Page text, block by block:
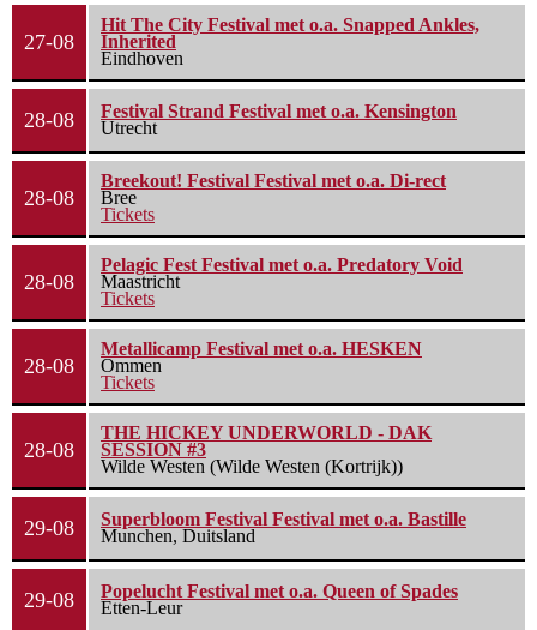
27-08
Hit The City Festival met o.a. Snapped Ankles,
Inherited
Eindhoven
28-08
Festival Strand Festival met o.a. Kensington
Utrecht
28-08
Breekout! Festival Festival met o.a. Di-rect
Bree
Tickets
28-08
Pelagic Fest Festival met o.a. Predatory Void
Maastricht
Tickets
28-08
Metallicamp Festival met o.a. HESKEN
Ommen
Tickets
28-08
THE HICKEY UNDERWORLD - DAK
SESSION #3
Wilde Westen (Wilde Westen (Kortrijk))
29-08
Superbloom Festival Festival met o.a. Bastille
Munchen, Duitsland
29-08
Popelucht Festival met o.a. Queen of Spades
Etten-Leur